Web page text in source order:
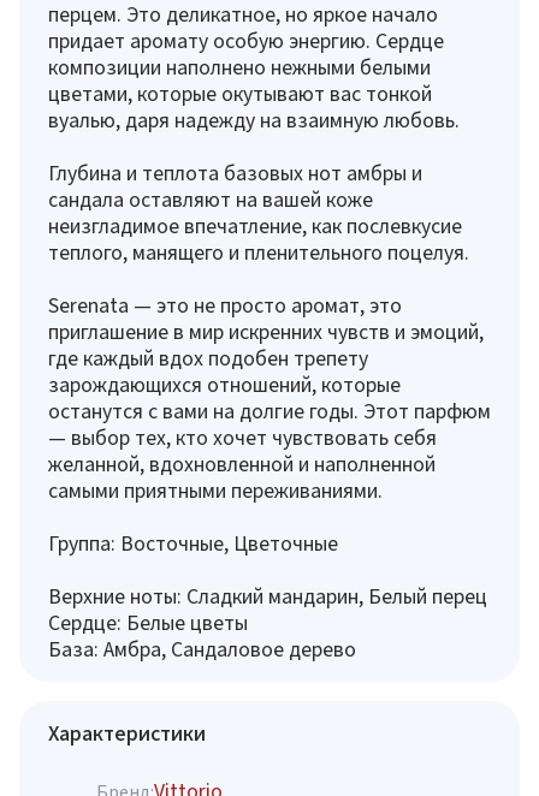
перцем. Это деликатное, но яркое начало
придает аромату особую энергию. Сердце
композиции наполнено нежными белыми
цветами, которые окутывают вас тонкой
вуалью, даря надежду на взаимную любовь.
Глубина и теплота базовых нот амбры и
сандала оставляют на вашей коже
неизгладимое впечатление, как послевкусие
теплого, манящего и пленительного поцелуя.
Serenata — это не просто аромат, это
приглашение в мир искренних чувств и эмоций,
где каждый вдох подобен трепету
зарождающихся отношений, которые
останутся с вами на долгие годы. Этот парфюм
— выбор тех, кто хочет чувствовать себя
желанной, вдохновленной и наполненной
самыми приятными переживаниями.
Группа: Восточные, Цветочные
Верхние ноты: Сладкий мандарин, Белый перец
Сердце: Белые цветы
База: Амбра, Сандаловое дерево
Характеристики
Бренд:Vittorio